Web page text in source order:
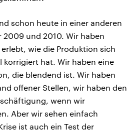
schon heute in einer anderen
2009 und 2010. Wir haben
wie die Produktion sich
hat. Wir haben eine
die blendend ist. Wir haben
offener Stellen, wir haben den
wenn wir
Aber wir sehen einfach
ist auch ein Test der